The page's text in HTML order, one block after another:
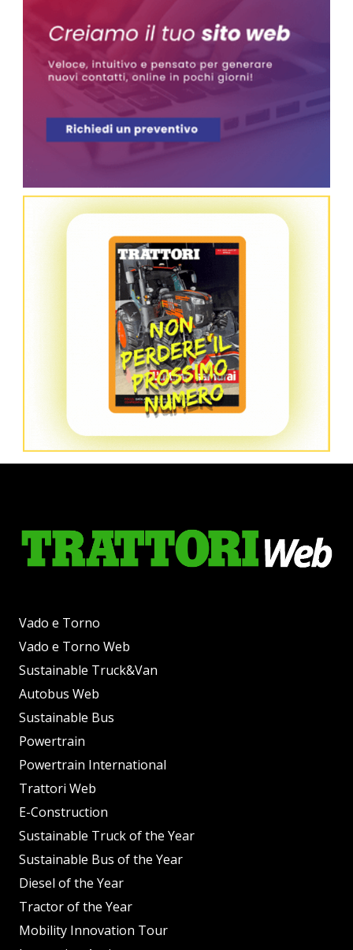
Vado e Torno
Vado e Torno Web
Sustainable Truck&Van
Autobus Web
Sustainable Bus
Powertrain
Powertrain International
Trattori Web
E-Construction
Sustainable Truck of the Year
Sustainable Bus of the Year
Diesel of the Year
Tractor of the Year
Mobility Innovation Tour